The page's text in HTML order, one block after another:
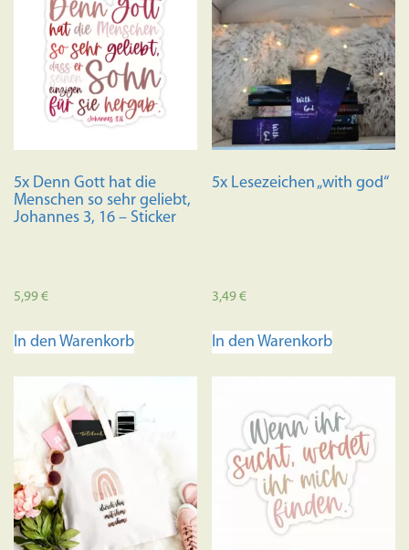
5x Denn Gott hat die
Menschen so sehr geliebt,
Johannes 3, 16 – Sticker
5,99€
In den Warenkorb
5x Lesezeichen „with god“
3,49€
In den Warenkorb